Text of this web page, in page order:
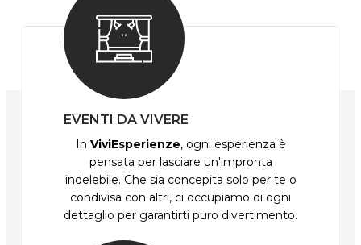
EVENTI DA VIVERE
In ViviEsperienze, ogni esperienza è
pensata per lasciare un'impronta
indelebile. Che sia concepita solo per te o
condivisa con altri, ci occupiamo di ogni
dettaglio per garantirti puro divertimento.